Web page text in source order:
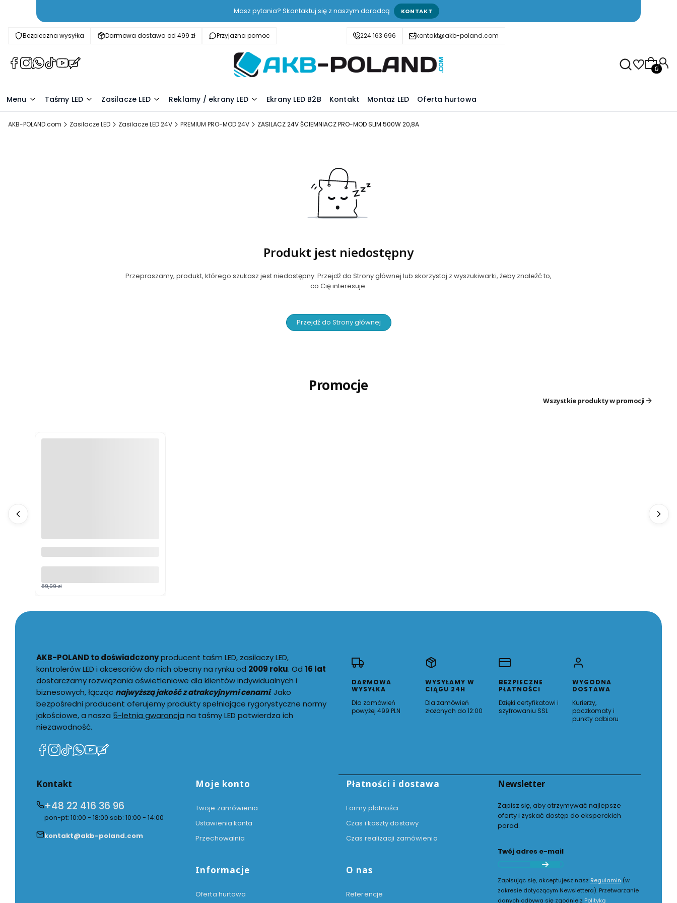
Masz pytania? Skontaktuj się z naszym doradcą KONTAKT
Bezpieczna wysyłka Darmowa dostawa od 499 zł Przyjazna pomoc 224 163 696 kontakt@akb-poland.com
(Otwiera
nowej
(Otwiera
nowej
(Otwiera
nowej
(Otwiera
nowej
(Otwiera
nowej
(Otwiera
nowej
Menu Taśmy LED Zasilacze LED Reklamy / ekrany LED Ekrany LED B2B Kontakt Montaż LED Oferta hurtowa
AKB-POLAND.com Zasilacze LED Zasilacze LED 24V PREMIUM PRO-MOD 24V ZASILACZ 24V ŚCIEMNIACZ PRO-MOD SLIM 500W 20,8A
Produkt jest niedostępny
Przepraszamy, produkt, którego szukasz jest niedostępny. Przejdź do Strony głównej lub skorzystaj z wyszukiwarki, żeby znaleźć to,
co Cię interesuje.
Przejdź do Strony głównej
Promocje
Wszystkie produkty w promocji
OWADÓW I GRYZONI
ULTRADZWIĘKOWY
89,99 zł
AKB-POLAND to doświadczonyproducent taśm LED, zasilaczy LED,
kontrolerów LED i akcesoriów do nich obecny na rynku od 2009 roku. Od 16 lat
dostarczamy rozwiązania oświetleniowe dla klientów indywidualnych i
biznesowych, łącząc najwyższą jakość z atrakcyjnymi cenami. Jako
bezpośredni producent oferujemy produkty spełniające rygorystyczne normy
jakościowe, a nasza 5-letnia gwarancja na taśmy LED potwierdza ich
niezawodność.
(Otwiera
nowej
(Otwiera
nowej
(Otwiera
(Otwiera
(Otwiera
(Otwiera
DARMOWA
WYSYŁKA
Dla zamówień
powyżej 499 PLN
WYSYŁAMY W
CIĄGU 24H
Dla zamówień
złożonych do 12:00
BEZPIECZNE
PŁATNOŚCI
Dzięki certyfikatowi i
szyfrowaniu SSL
WYGODNA
DOSTAWA
Kurierzy,
paczkomaty i
punkty odbioru
Kontakt
+48 22 416 36 96
pon-pt: 10:00 - 18:00 sob: 10:00 - 14:00
kontakt@akb-poland.com
Linki w stopce
Moje konto
Twoje zamówienia
Ustawienia konta
Przechowalnia
Płatności i dostawa
Formy płatności
Czas i koszty dostawy
Czas realizacji zamówienia
Informacje
Oferta hurtowa
O nas
Referencje
Newsletter
Zapisz się, aby otrzymywać najlepsze
oferty i zyskać dostęp do eksperckich
porad.
Twój adres e-mail
Zapisując się, akceptujesz nasz Regulamin (w
zakresie dotyczącym Newslettera). Przetwarzanie
danych odbywa się zgodnie z Polityką